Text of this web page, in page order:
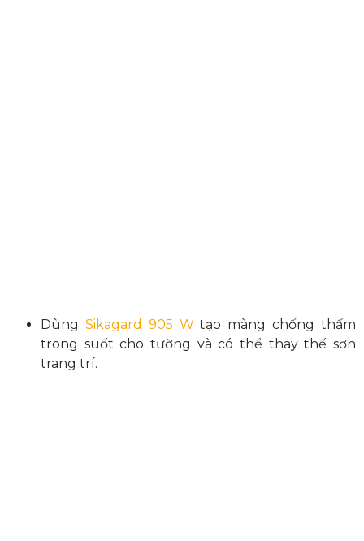
Dùng Sikagard 905 W tạo màng chống thấm
trong suốt cho tường và có thể thay thế sơn
trang trí.